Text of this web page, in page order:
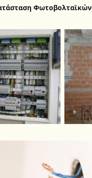
Φωτοβολταϊκών